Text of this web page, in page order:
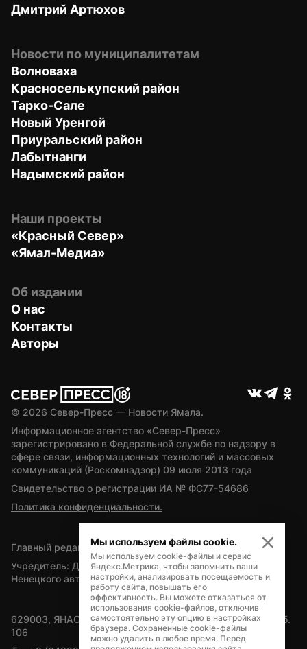
Дмитрий Артюхов
Новости по муниципалитетам
Волноваха
Красноселькупский район
Тарко-Сале
Новый Уренгой
Приуральский район
Лабытнанги
Надымский район
Наши проекты
«Красный Север»
«Ямал-Медиа»
Об издании
О нас
Контакты
Авторы
© 2026 Север-Пресс — Новости Ямала.
Информационное агентство «Север-Пресс»
зарегистрировано в Федеральной службе по надзору в
сфере связи, информационных технологий и массовых
коммуникаций (Роскомнадзор) 09 июля 2013 года
Свидетельство о регистрации ИА № ФС77-54686
Политика конфиденциальности.
Главный редактор — А.Л. Поздеев
Учредитель: Департамент внутренней политики Ямало-
Ненецкого автономного округа
629003, ЯНАО, Салехард, мкр. Богдана Кнунянца, д.1, каб.
106
Мы используем файлы cookie.
Мы используем cookie-файлы и сервис
Яндекс.Метрика, чтобы запомнить ваши
настройки, анализировать посещаемость и
работу сайта, повышать его
эффективность. Вы можете отказаться от
использования cookie-файлов, отключив
самостоятельно эту опцию в настройках
браузера. Сохраненные cookie-файлы
можно удалить в любое время. Перед